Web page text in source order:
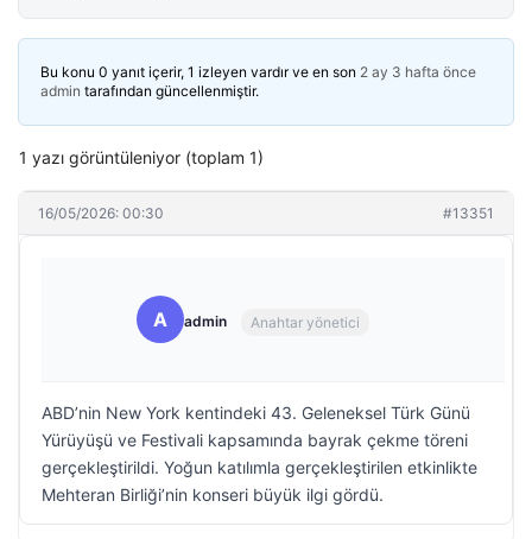
Bu konu 0 yanıt içerir, 1 izleyen vardır ve en son 2 ay 3 hafta önce
admin tarafından güncellenmiştir.
1 yazı görüntüleniyor (toplam 1)
16/05/2026: 00:30 #13351
A admin Anahtar yönetici
ABD’nin New York kentindeki 43. Geleneksel Türk Günü
Yürüyüşü ve Festivali kapsamında bayrak çekme töreni
gerçekleştirildi. Yoğun katılımla gerçekleştirilen etkinlikte
Mehteran Birliği’nin konseri büyük ilgi gördü.